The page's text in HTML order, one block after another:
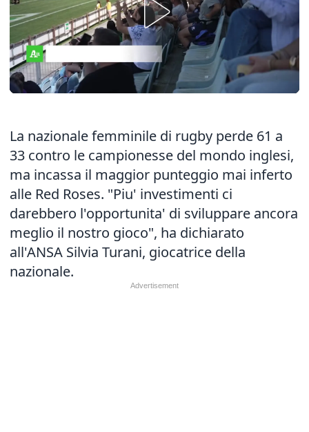
La nazionale femminile di rugby perde 61 a
33 contro le campionesse del mondo inglesi,
ma incassa il maggior punteggio mai inferto
alle Red Roses. "Piu' investimenti ci
darebbero l'opportunita' di sviluppare ancora
meglio il nostro gioco", ha dichiarato
all'ANSA Silvia Turani, giocatrice della
nazionale.